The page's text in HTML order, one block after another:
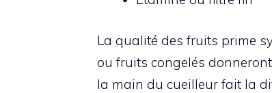
La qualité des fruits prime
ou fruits congelés
la main du cueilleur fait la